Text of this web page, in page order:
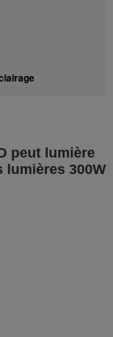
peut lumière
lumières 300W